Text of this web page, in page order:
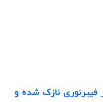
نازک شده و